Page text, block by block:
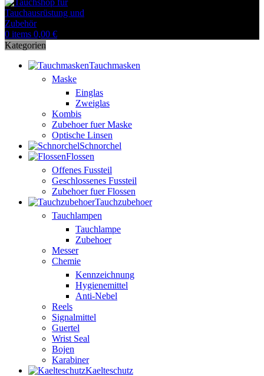
0 items 0,00 €
Kategorien
Tauchmasken
Maske
Einglas
Zweiglas
Kombis
Zubehoer fuer Maske
Optische Linsen
Schnorchel
Flossen
Offenes Fussteil
Geschlossenes Fussteil
Zubehoer fuer Flossen
Tauchzubehoer
Tauchlampen
Tauchlampe
Zubehoer
Messer
Chemie
Kennzeichnung
Hygienemittel
Anti-Nebel
Reels
Signalmittel
Guertel
Wrist Seal
Bojen
Karabiner
Kaelteschutz